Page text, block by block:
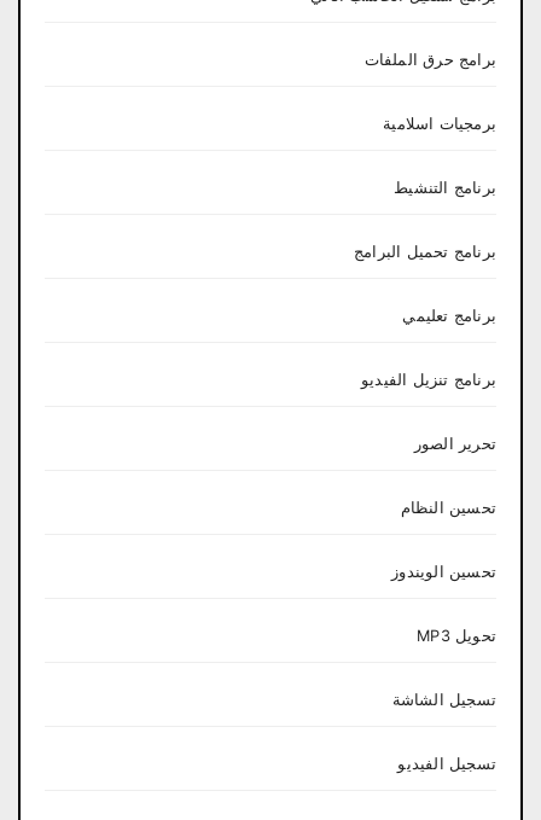
برامج حرق الملفات
برمجيات اسلامية
برنامج التنشيط
برنامج تحميل البرامج
برنامج تعليمي
برنامج تنزيل الفيديو
تحرير الصور
تحسين النظام
تحسين الويندوز
تحويل MP3
تسجيل الشاشة
تسجيل الفيديو